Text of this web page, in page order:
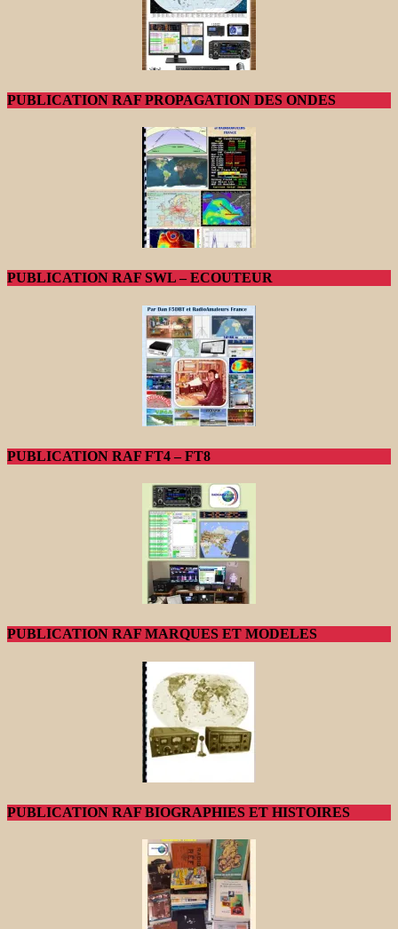
PUBLICATION RAF PROPAGATION DES ONDES
PUBLICATION RAF SWL – ECOUTEUR
PUBLICATION RAF FT4 – FT8
PUBLICATION RAF MARQUES ET MODELES
PUBLICATION RAF BIOGRAPHIES ET HISTOIRES